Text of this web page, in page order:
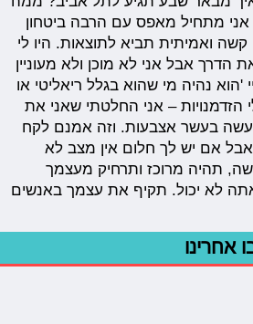
מתחיל מאפס עם הרבה ביטחון
ואמיתית תביא לתוצאות. היו לי
הדרך אבל אני לא מוכן ולא מעוניין
'הוא נהיה מי שהוא בגלל ריאליטי או
הזדמנויות – אני החלטתי שאני את
בעשר אצבעות. וזה אמנם לקח
אבל אם יש לך חלום אין מצב לא
תהיה מרוכז ותרחיק מעצמך
לא יכול. תקיף את עצמך באנשים
אחרינו